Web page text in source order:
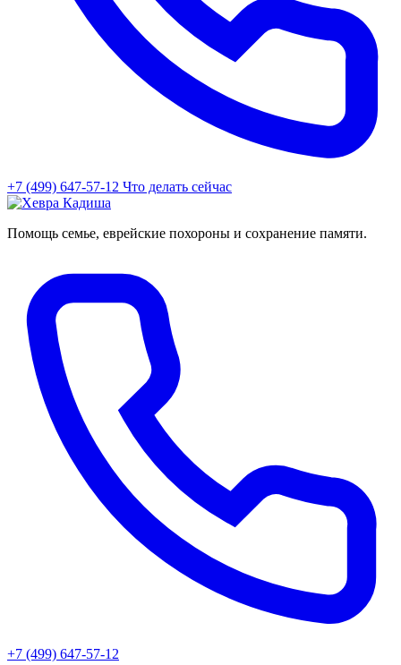
+7 (499) 647-57-12 Что делать сейчас
Помощь семье, еврейские похороны и сохранение памяти.
+7 (499) 647-57-12